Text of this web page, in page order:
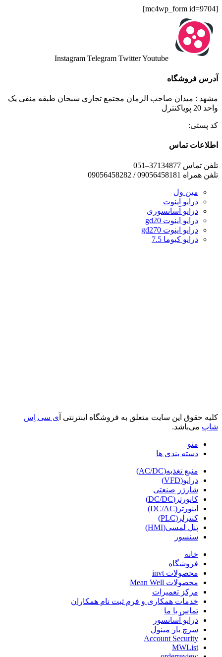
[mc4wp_form id=9704]
Instagram Telegram TwitterYoutube
آدرس فروشگاه
مشهد : میدان صاحب الزمان مجتمع تجاری سبحان طبقه منفی یک
واحد 20 پویاکنترل
کد پستی:
اطلاعات تماس
تلفن تماس 37134877–051
تلفن همراه 09056458181 / 09056458282
مین ول
درایو اینوت
درایو آسانسوری
درایو اینوت gd20
درایو اینوت gd270
درایو کیوما 7.5
کلیه حقوق این سایت متعلق به فروشگاه اینترنتی آ ی سی اِس
شاپ می‌باشد.
منو
دسته بندی ها
منبع تغذیه(AC/DC)
درایو(VFD)
شارژر صنعتی
کانورتر(DC/DC)
اینورتر(DC/AC)
کنترلر(PLC)
پنل لمسی(HMI)
سنسور
خانه
فروشگاه
محصولات invt
محصولات Mean Well
مرکز تعمیرات
خدمات همکاری و فرم ثبت نام همکاران
تماس با ما
درایو آسانسور
سرچ بار مینول
Account Security
MWList